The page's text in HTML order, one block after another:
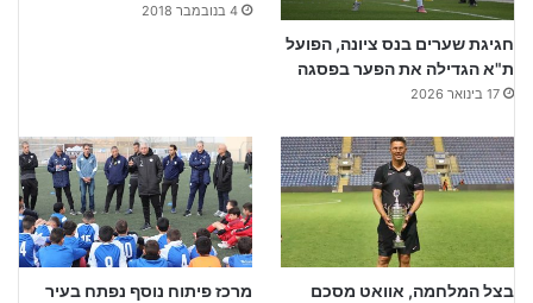
חגיגת שערים בנס ציונה, הפועל
ת"א הגדילה את הפער בפסגה
17 בינואר 2026
4 בנובמבר 2018
בצל המלחמה, אוואט מסכם
מרכז פיתוח נוסף נפתח בעיר